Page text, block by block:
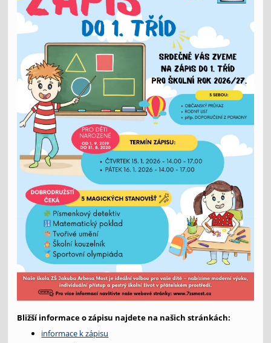
Bližší informace o zápisu najdete na našich stránkách:
informace k zápisu